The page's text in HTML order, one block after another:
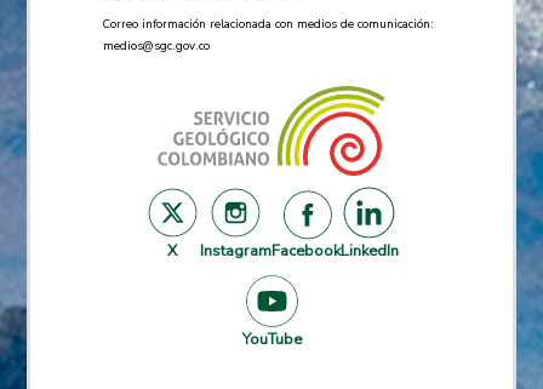
Correo información relacionada con medios de comunicación:
medios@sgc.gov.co
X InstagramFacebookLinkedIn
YouTube